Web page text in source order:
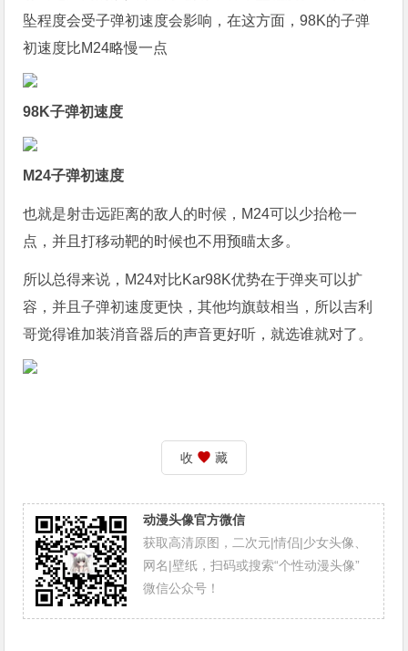
坠程度会受子弹初速度会影响，在这方面，98K的子弹
初速度比M24略慢一点
98K子弹初速度
M24子弹初速度
也就是射击远距离的敌人的时候，M24可以少抬枪一
点，并且打移动靶的时候也不用预瞄太多。
所以总得来说，M24对比Kar98K优势在于弹夹可以扩
容，并且子弹初速度更快，其他均旗鼓相当，所以吉利
哥觉得谁加装消音器后的声音更好听，就选谁就对了。
收 藏
动漫头像官方微信
获取高清原图，二次元|情侣|少女头像、
网名|壁纸，扫码或搜索“个性动漫头像”
微信公众号！